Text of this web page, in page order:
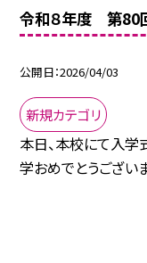
令和８年度 第80
公開日 2026/04/03
新規カテゴリ
本日、本校にて入学
学おめでとうござい